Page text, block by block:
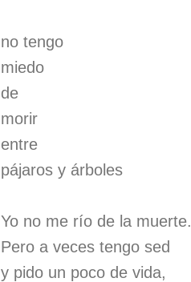
no tengo
miedo
de
morir
entre
pájaros y árboles
Yo no me río de la muerte.
Pero a veces tengo sed
y pido un poco de vida,